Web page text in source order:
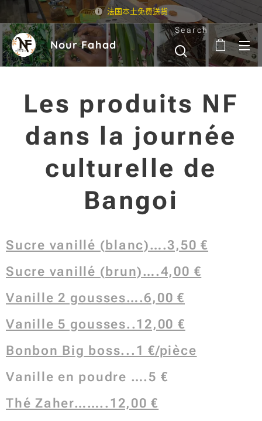
法国本土免费送货
Nour Fahad
Search
Les produits NF
dans la journée
culturelle de
Bangoi
Sucre vanillé (blanc)….3,50 €
Sucre vanillé (brun)….4,00 €
Vanille 2 gousses….6,00 €
Vanille 5 gousses..12,00 €
Bonbon Big boss...1 €/pièce
Vanille en poudre ….5 €
Thé Zaher……..12,00 €